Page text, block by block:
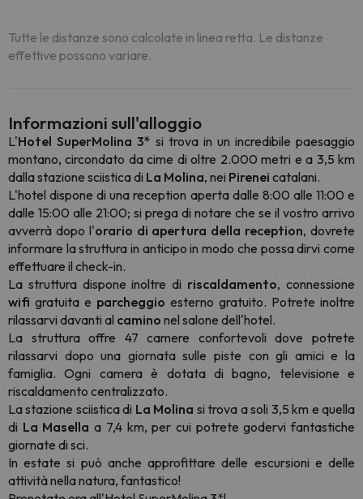
Tutte le distanze sono calcolate in linea retta. Le distanze
effettive possono variare.
Informazioni sull'alloggio
L'Hotel SuperMolina 3* si trova in un incredibile paesaggio
montano, circondato da cime di oltre 2.000 metri e a 3,5 km
dalla stazione sciistica di La Molina, nei Pirenei catalani.
L'hotel dispone di una reception aperta dalle 8:00 alle 11:00 e
dalle 15:00 alle 21:00; si prega di notare che se il vostro arrivo
avverrà dopo l'orario di apertura della reception, dovrete
informare la struttura in anticipo in modo che possa dirvi come
effettuare il check-in.
La struttura dispone inoltre di riscaldamento, connessione
wifi gratuita e parcheggio esterno gratuito. Potrete inoltre
rilassarvi davanti al camino nel salone dell'hotel.
La struttura offre 47 camere confortevoli dove potrete
rilassarvi dopo una giornata sulle piste con gli amici e la
famiglia. Ogni camera è dotata di bagno, televisione e
riscaldamento centralizzato.
La stazione sciistica di La Molina si trova a soli 3,5 km e quella
di La Masella a 7,4 km, per cui potrete godervi fantastiche
giornate di sci.
In estate si può anche approfittare delle escursioni e delle
attività nella natura, fantastico!